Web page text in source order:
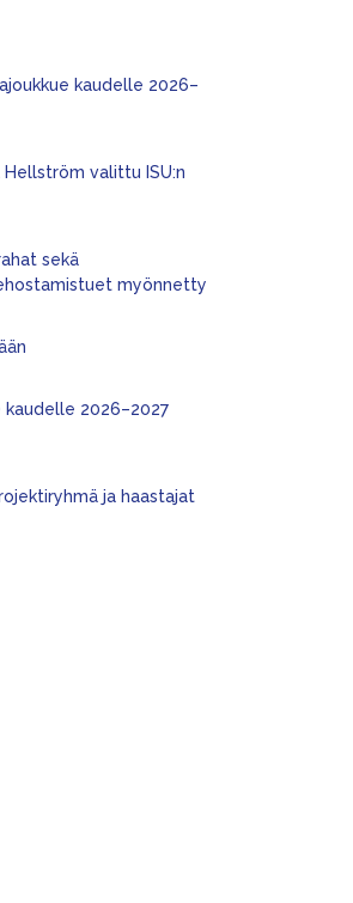
kaudelle 2026–
Hellström valittu ISU:n
sekä
myönnetty
2026–2027
ja haastajat